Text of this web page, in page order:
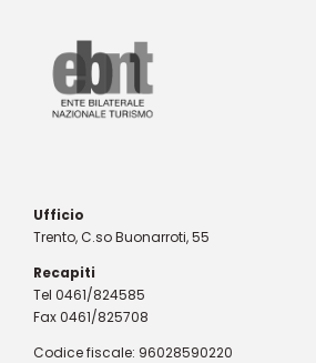
Ufficio
Trento, C.so Buonarroti, 55
Recapiti
Tel 0461/824585
Fax 0461/825708
Codice fiscale: 96028590220